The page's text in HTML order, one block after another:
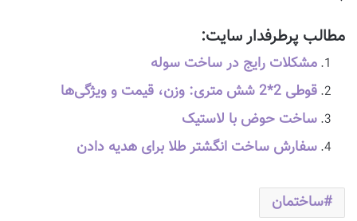
مطالب پرطرفدار سایت:
مشکلات رایج در ساخت سوله
قوطی 2*2 شش متری: وزن، قیمت و ویژگی‌ها
ساخت حوض با لاستیک
سفارش ساخت انگشتر طلا برای هدیه دادن
ساختمان